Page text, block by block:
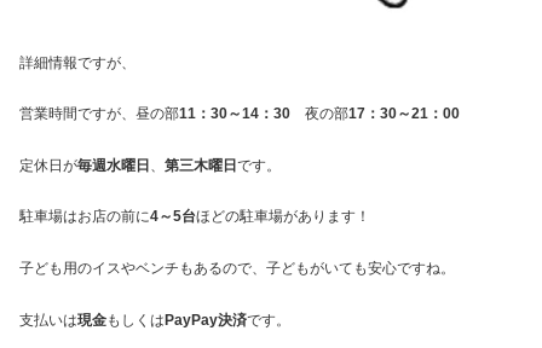
詳細情報ですが、
営業時間ですが、昼の部11：30～14：30 夜の部17：30～21：00
定休日が毎週水曜日、 第三木曜日です。
駐車場はお店の前に4～5台ほどの駐車場があります！
子ども用のイスやベンチもあるので、子どもがいても安心ですね。
支払いは現金もしくはPayPay決済です。